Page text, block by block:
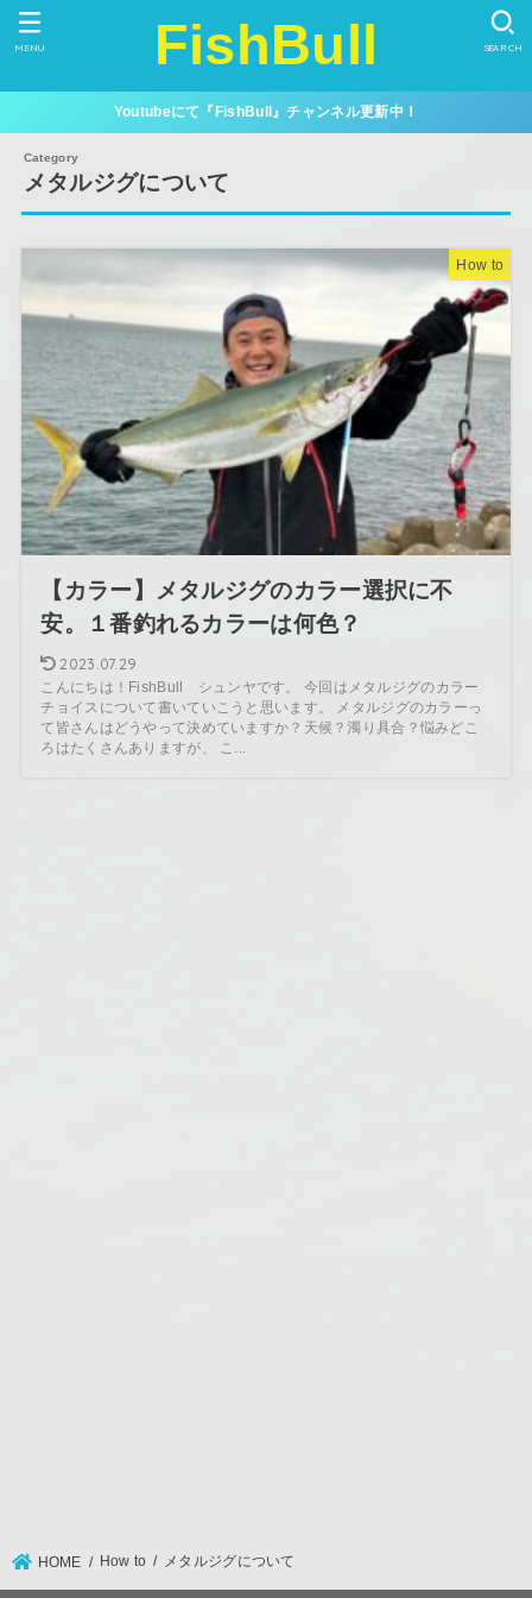
FishBull SEARCH
MENU
Youtubeにて『FishBull』チャンネル更新中！
メタルジグについて
How to
【カラー】メタルジグのカラー選択に不
安。１番釣れるカラーは何色？
2023.07.29
こんにちは！FishBull シュンヤです。 今回はメタルジグのカラー
チョイスについて書いていこうと思います。 メタルジグのカラーっ
て皆さんはどうやって決めていますか？天候？濁り具合？悩みどこ
ろはたくさんありますが、 こ...
HOME How to メタルジグについて